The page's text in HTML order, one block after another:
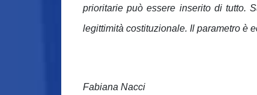
prioritarie può essere inserito di tutto.
legittimità costituzionale. Il parametro è
Fabiana Nacci